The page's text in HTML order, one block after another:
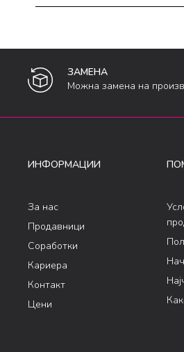
ЗАМЕНА
Можна замена на
ИНФОРМАЦИИ
За нас
Продавници
Соработки
Кариера
Контакт
Цени